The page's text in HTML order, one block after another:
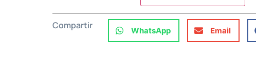
Compartir WhatsApp Email